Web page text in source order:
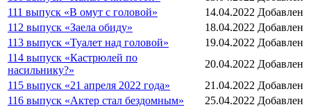
111 выпуск «В омут с головой»
14.04.2022 Добавлен
112 выпуск «Заела обиду»
18.04.2022 Добавлен
113 выпуск «Туалет над головой»
19.04.2022 Добавлен
114 выпуск «Кастрюлей по
насильнику?»
20.04.2022 Добавлен
115 выпуск «21 апреля 2022 года»
21.04.2022 Добавлен
116 выпуск «Актер стал бездомным»
25.04.2022 Добавлен